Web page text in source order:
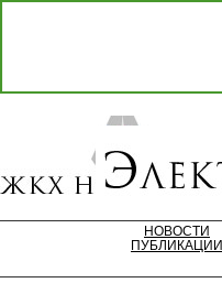
НОВОСТИ
ПУБЛИКАЦИИ